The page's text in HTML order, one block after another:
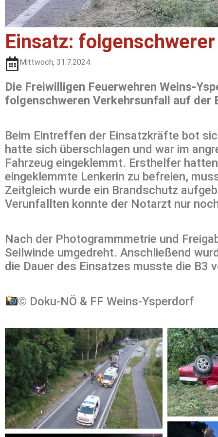
Einsatz:
Mittwoch, 31.7.2024
Die Freiwilligen Feuerwehren Weins-
folgenschweren Verkehrsunfall auf
Beim Eintreffen der Einsatzkräfte bot
hatte sich überschlagen und war im
Fahrzeug eingeklemmt. Ersthelfer
eingeklemmte Lenkerin zu befreien,
Zeitgleich wurde ein Brandschutz
Verunfallten konnte der Notarzt nur
Nach der Photogrammmetrie und
Seilwinde umgedreht. Anschließend
die Dauer des Einsatzes musste die B3
©️ Doku-NÖ & FF Weins-Ysperdorf